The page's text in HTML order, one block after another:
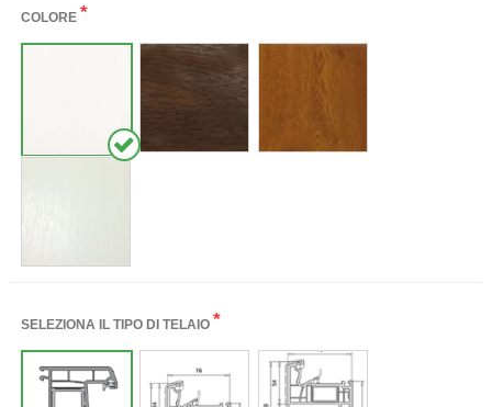
COLORE *
SELEZIONA IL TIPO DI TELAIO *